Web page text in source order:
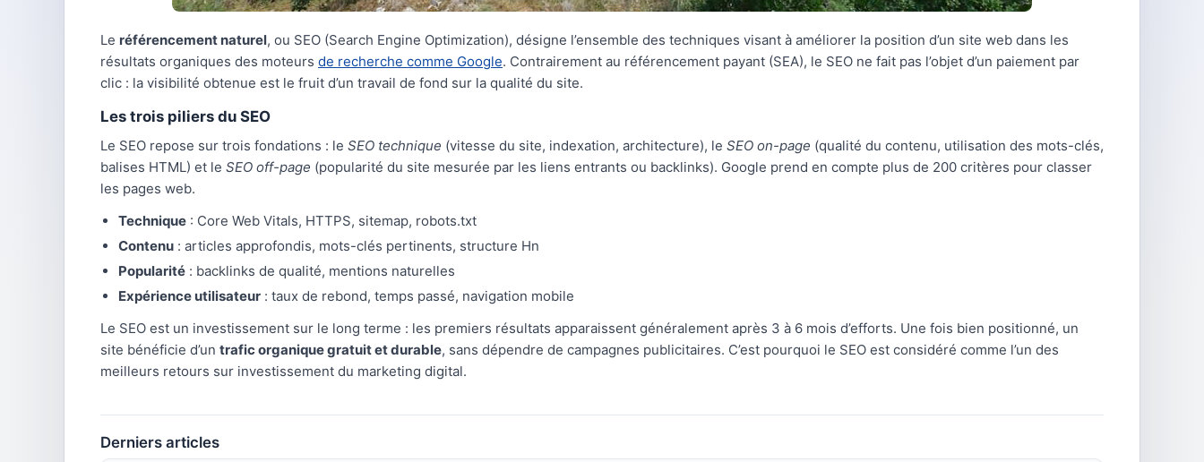
Le référencement naturel, ou SEO (Search Engine Optimization), désigne l’ensemble des techniques visant à améliorer la position d’un site web dans les
résultats organiques des moteurs de recherche comme Google. Contrairement au référencement payant (SEA), le SEO ne fait pas l’objet d’un paiement par
clic : la visibilité obtenue est le fruit d’un travail de fond sur la qualité du site.
Les trois piliers du SEO
Le SEO repose sur trois fondations : le SEO technique (vitesse du site, indexation, architecture), le SEO on-page (qualité du contenu, utilisation des mots-clés,
balises HTML) et le SEO off-page (popularité du site mesurée par les liens entrants ou backlinks). Google prend en compte plus de 200 critères pour classer
les pages web.
Technique : Core Web Vitals, HTTPS, sitemap, robots.txt
Contenu : articles approfondis, mots-clés pertinents, structure Hn
Popularité : backlinks de qualité, mentions naturelles
Expérience utilisateur : taux de rebond, temps passé, navigation mobile
Le SEO est un investissement sur le long terme : les premiers résultats apparaissent généralement après 3 à 6 mois d’efforts. Une fois bien positionné, un
site bénéficie d’un trafic organique gratuit et durable, sans dépendre de campagnes publicitaires. C’est pourquoi le SEO est considéré comme l’un des
meilleurs retours sur investissement du marketing digital.
Derniers articles